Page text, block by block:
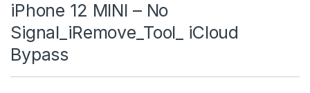
iPhone 12 MINI – No
Signal_iRemove_Tool_ iCloud
Bypass